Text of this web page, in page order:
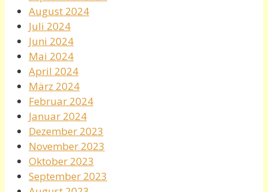
August 2024
Juli 2024
Juni 2024
Mai 2024
April 2024
März 2024
Februar 2024
Januar 2024
Dezember 2023
November 2023
Oktober 2023
September 2023